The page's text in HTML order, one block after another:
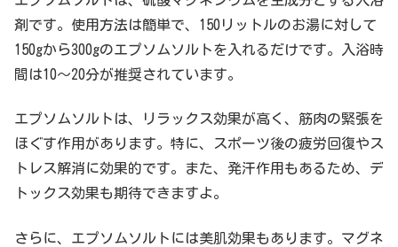
剤です。使用方法は簡単で、150リットルのお湯に対して
150gから300gのエプソムソルトを入れるだけです。入浴時
間は10～20分が推奨されています。
エプソムソルトは、リラックス効果が高く、筋肉の緊張を
ほぐす作用があります。特に、スポーツ後の疲労回復やス
トレス解消に効果的です。また、発汗作用もあるため、デ
トックス効果も期待できますよ。
さらに、エプソムソルトには美肌効果もあります。マグネ